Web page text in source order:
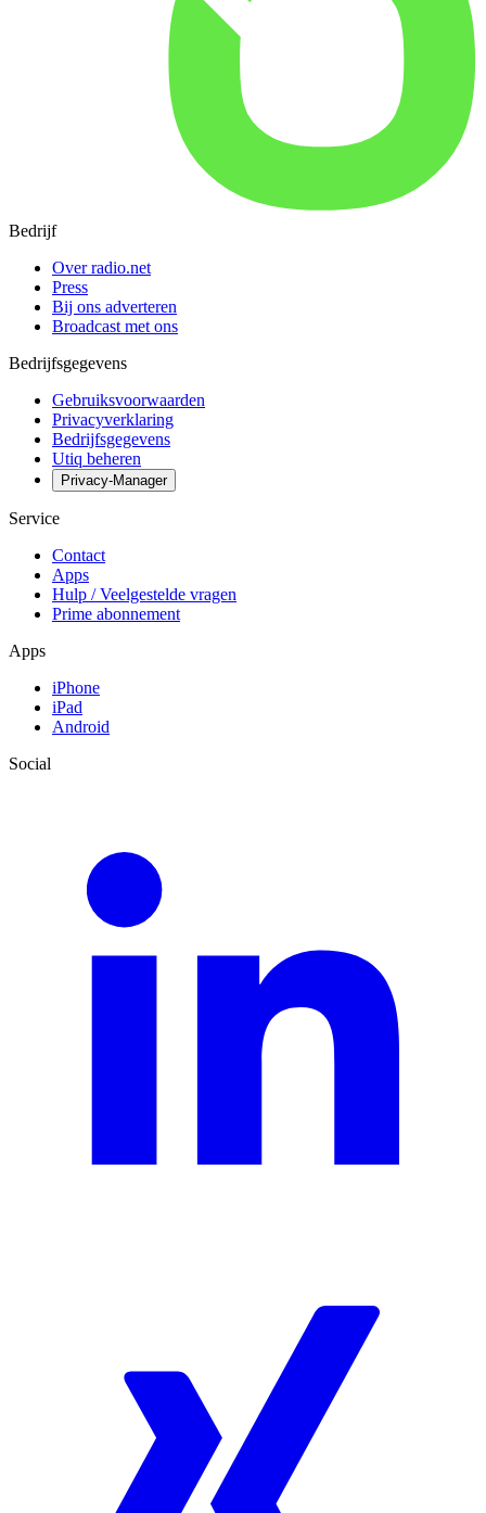
Bedrijf
Over radio.net
Press
Bij ons adverteren
Broadcast met ons
Bedrijfsgegevens
Gebruiksvoorwaarden
Privacyverklaring
Bedrijfsgegevens
Utiq beheren
Privacy-Manager
Service
Contact
Apps
Hulp / Veelgestelde vragen
Prime abonnement
Apps
iPhone
iPad
Android
Social